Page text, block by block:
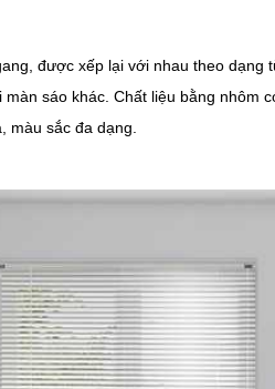
được xếp lại với nhau theo dạng
sáo khác. Chất liệu bằng nhôm
màu sắc đa dạng.